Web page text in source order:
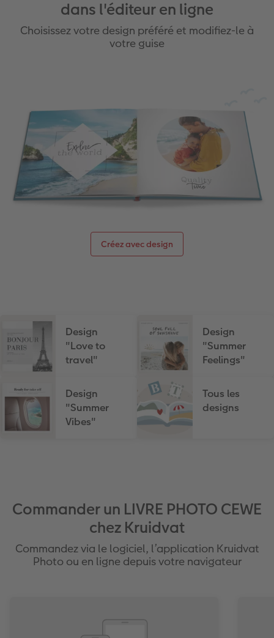
dans l'éditeur en ligne
Choisissez votre design préféré et modifiez-le à
votre guise
Créez avec design
Design
"Love to
travel"
Design
"Summer
Feelings"
Design
"Summer
Vibes"
Tous les
designs
Commander un LIVRE PHOTO CEWE
chez Kruidvat
Commandez via le logiciel, l’application Kruidvat
Photo ou en ligne depuis votre navigateur